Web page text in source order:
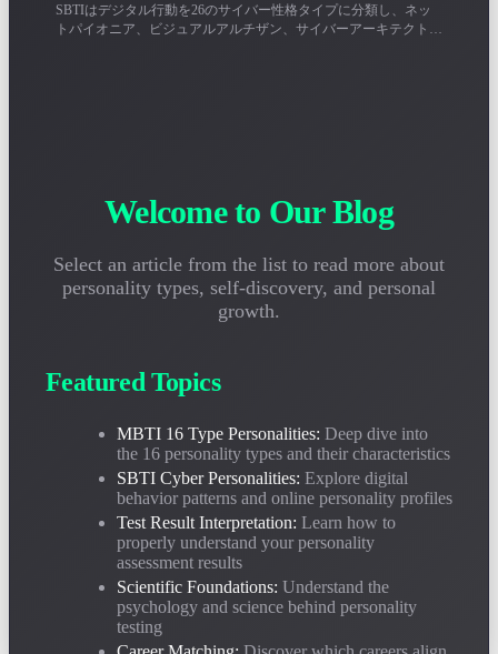
SBTIはデジタル行動を26のサイバー性格タイプに分類し、ネッ
トパイオニア、ビジュアルアルチザン、サイバーアーキテクトな
MBTIとSBTIの結果を正しく理解し、一般的な誤解を避け、性格
分析を真に活用する方法を教えます。
性格テストは科学的ですか？MBTIとSBTIの心理学的基
性格テストは信頼できますか？この記事は、ユング心理学、行動
科学、妥当性データの3つの側面からMBTIとSBTIの科学的基礎
MBTI キャリア性格マッチングガイド：16タイプそれぞ
れに最適な仕事は？
2026-04-20
INTJに最適な仕事は？ENFPに適した職位は？20万以上のキャリ
アサンプルに基づき、MBTI 16タイプの最適なキャリア方向と職
務マッチング率を詳細に分析します。
Welcome to Our Blog
Select an article from the list to read more about
personality types, self-discovery, and personal
growth.
Featured Topics
MBTI 16 Type Personalities: Deep dive into
the 16 personality types and their characteristics
SBTI Cyber Personalities: Explore digital
behavior patterns and online personality profiles
Test Result Interpretation: Learn how to
properly understand your personality
assessment results
Scientific Foundations: Understand the
psychology and science behind personality
testing